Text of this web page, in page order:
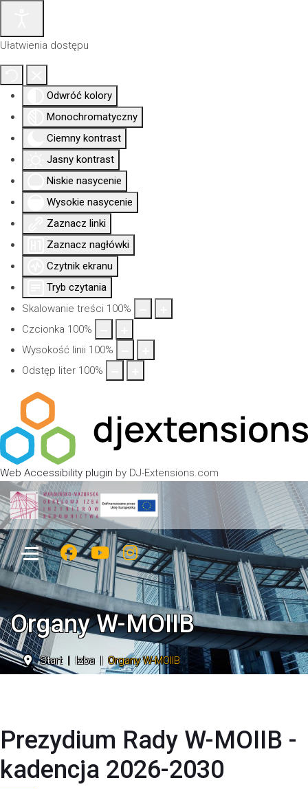
Ułatwienia dostępu
Odwróć kolory
Monochromatyczny
Ciemny kontrast
Jasny kontrast
Niskie nasycenie
Wysokie nasycenie
Zaznacz linki
Zaznacz nagłówki
Czytnik ekranu
Tryb czytania
Skalowanie treści 100%
Czcionka 100%
Wysokość linii 100%
Odstęp liter 100%
Web Accessibility plugin by DJ-Extensions.com
Izba
Aktualności
siedziba
Organy W-MOIIB
Start Izba Organy W-MOIIB
Prezydium Rady W-MOIIB -
kadencja 2026-2030